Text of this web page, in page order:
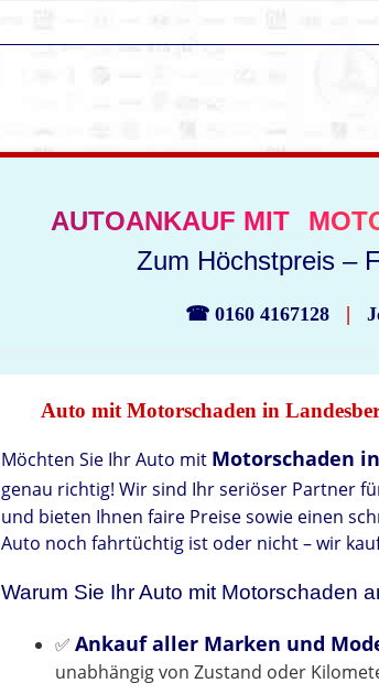
AUTOANKAUF MIT
Zum Höchstpreis –
☎ 0160 4167128 |
Auto mit Motorschaden in
Möchten Sie Ihr Auto mit Motorschaden
genau richtig! Wir sind Ihr seriöser Partner
und bieten Ihnen faire Preise sowie einen
Auto noch fahrtüchtig ist oder nicht – wir
Warum Sie Ihr Auto mit Motorschaden
✅Ankauf aller Marken und
unabhängig von Zustand oder